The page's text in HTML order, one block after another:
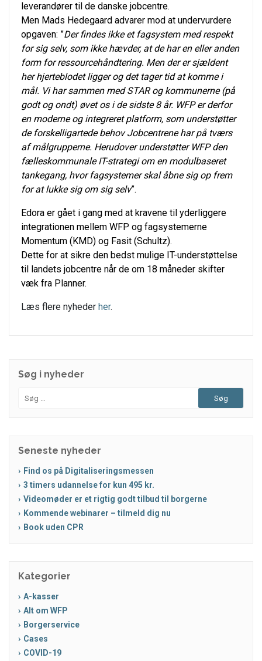
leverandører til de danske jobcentre.
Men Mads Hedegaard advarer mod at undervurdere
opgaven: ”Der findes ikke et fagsystem med respekt
for sig selv, som ikke hævder, at de har en eller anden
form for ressourcehåndtering. Men der er sjældent
her hjerteblodet ligger og det tager tid at komme i
mål. Vi har sammen med STAR og kommunerne (på
godt og ondt) øvet os i de sidste 8 år. WFP er derfor
en moderne og integreret platform, som understøtter
de forskelligartede behov Jobcentrene har på tværs
af målgrupperne. Herudover understøtter WFP den
fælleskommunale IT-strategi om en modulbaseret
tankegang, hvor fagsystemer skal åbne sig op frem
for at lukke sig om sig selv”.
Edora er gået i gang med at kravene til yderliggere
integrationen mellem WFP og fagsystemerne
Momentum (KMD) og Fasit (Schultz).
Dette for at sikre den bedst mulige IT-understøttelse
til landets jobcentre når de om 18 måneder skifter
væk fra Planner.
Læs flere nyheder her.
Søg i nyheder
Søg
Seneste nyheder
Find os på Digitaliseringsmessen
3 timers udannelse for kun 495 kr.
Videomøder er et rigtig godt tilbud til borgerne
Kommende webinarer – tilmeld dig nu
Book uden CPR
Kategorier
A-kasser
Alt om WFP
Borgerservice
Cases
COVID-19